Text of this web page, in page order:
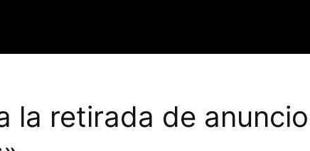
la retirada de anuncio